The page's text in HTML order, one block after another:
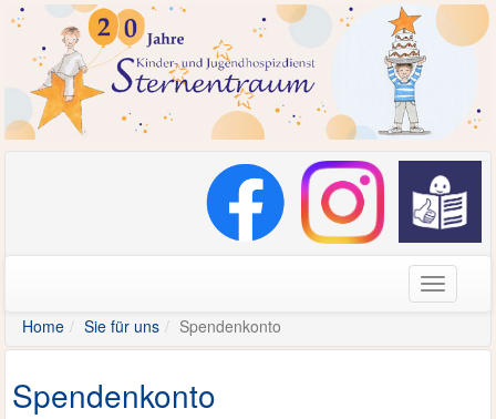
Home
Sie für uns Spendenkonto
Spendenkonto